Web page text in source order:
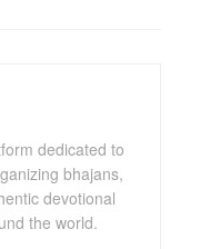
dedicated to
bhajans,
devotional
the world.